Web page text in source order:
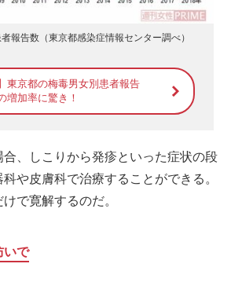
報告数（東京都感染症情報センター調べ）
東京都の梅毒男女別患者報告
増加率に驚き！
、しこりから発疹といった症状の段
や皮膚科で治療することができる。
で寛解するのだ。
いで